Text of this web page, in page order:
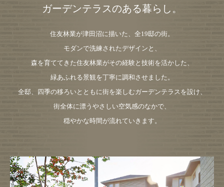
ガーデンテラスのある暮らし。
住友林業が津田沼に描いた、全19邸の街。
モダンで洗練されたデザインと、
森を育ててきた住友林業がその経験と技術を活かした、
緑あふれる景観を丁寧に調和させました。
全邸、四季の移ろいとともに街を楽しむガーデンテラスを設け、
街全体に漂うやさしい空気感のなかで、
穏やかな時間が流れていきます。